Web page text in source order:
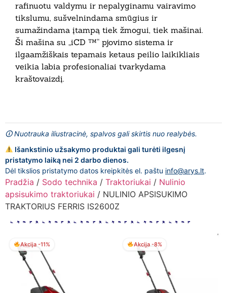
rafinuotu valdymu ir nepalyginamu vairavimo
tikslumu, sušvelnindama smūgius ir
sumažindama įtampą tiek žmogui, tiek mašinai.
Ši mašina su „iCD ™“ pjovimo sistema ir
ilgaamžiškais tepamais ketaus peilio laikikliais
veikia labia profesionaliai tvarkydama
kraštovaizdį.
🛈 Nuotrauka iliustracinė, spalvos gali skirtis nuo realybės.
Išankstinio užsakymo produktai gali turėti ilgesnį
pristatymo laiką nei 2 darbo dienos.
Dėl tikslios pristatymo datos kreipkitės el. paštu info@arys.lt.
Pradžia / Sodo technika / Traktoriukai / Nulinio
apsisukimo traktoriukai / NULINIO APSISUKIMO
TRAKTORIUS FERRIS IS2600Z
Akcija -11% Akcija -8%